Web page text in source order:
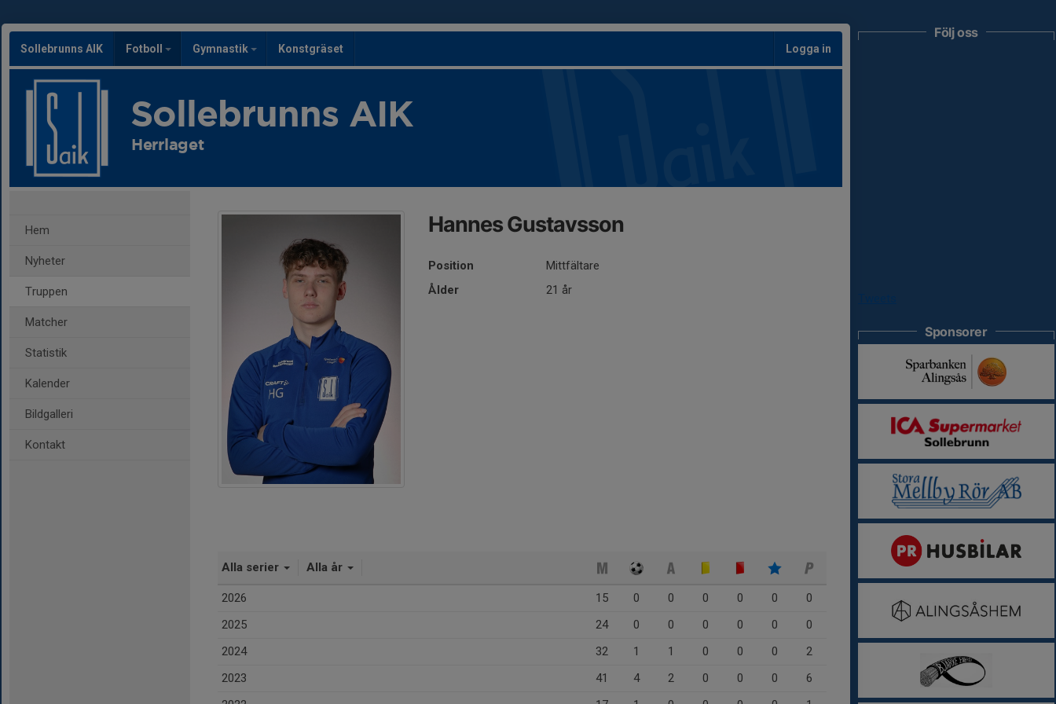
Sollebrunns AIK Fotboll Gymnastik Konstgräset Logga in
Sollebrunns AIK
Herrlaget
Hem
Nyheter
Truppen
Matcher
Statistik
Kalender
Bildgalleri
Kontakt
Hannes Gustavsson
Position
Mittfältare
Ålder
21 år
Alla serier Alla år
2026 15 0 0 0 0 0
0
2025
24 0 0 0 0 0
0
2024
32 1 1 0 0 0
2
2023
41 4 2 0 0 0
6
Följ oss
Sponsorer